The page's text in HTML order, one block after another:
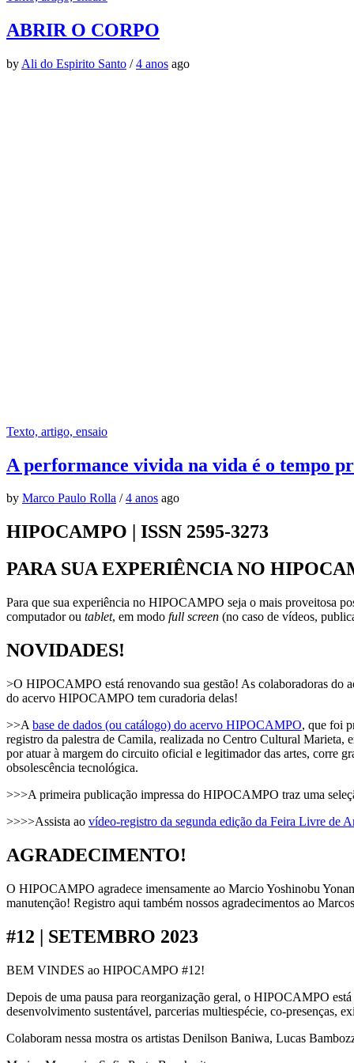
ABRIR O CORPO
by Ali do Espirito Santo /4 anos ago
Texto, artigo, ensaio
A performance vivida na vida é o tempo
by Marco Paulo Rolla /4 anos ago
HIPOCAMPO | ISSN 2595-3273
PARA SUA EXPERIÊNCIA NO
Para que sua experiência no HIPOCAMPO seja o mais proveitosa
computador ou tablet, em modo full screen (no caso de vídeos,
NOVIDADES!
>O HIPOCAMPO está renovando sua gestão! As colaboradoras do
do acervo HIPOCAMPO tem curadoria delas!
>>A base de dados (ou catálogo) do acervo HIPOCAMPO, que foi
registro da palestra de Camila, realizada no Centro Cultural Marieta,
por atuar à margem do circuito oficial e legitimador das artes, corre
obsolescência tecnológica.
>>>A primeira publicação impressa do HIPOCAMPO traz uma
>>>>Assista ao vídeo-registro da segunda edição da Feira Livre de
AGRADECIMENTO!
O HIPOCAMPO agradece imensamente ao Marcio Yoshinobu
manutenção! Registro aqui também nossos agradecimentos ao
#12 | SETEMBRO 2023
BEM VINDES ao HIPOCAMPO #12!
Depois de uma pausa para reorganização geral, o HIPOCAMPO
desenvolvimento sustentável, parcerias multiespécie, co-presenças,
Colaboram nessa mostra os artistas Denilson Baniwa, Lucas